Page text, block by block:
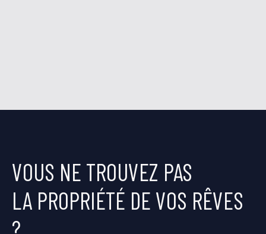
VOUS NE TROUVEZ PAS
LA PROPRIÉTÉ DE VOS RÊVES